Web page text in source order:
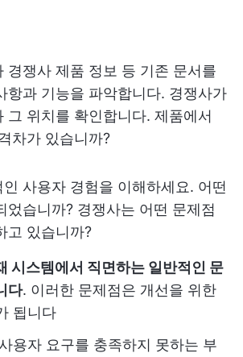
경쟁사 제품 정보 등 기존 문서를
항과 기능을 파악합니다. 경쟁사가
그 위치를 확인합니다. 제품에서
차가 있습니까?
사용자 경험을 이해하세요. 어떤
었습니까? 경쟁사는 어떤 문제점
고 있습니까?
시스템에서 직면하는 일반적인 문
다. 이러한 문제점은 개선을 위한
됩니다
용자 요구를 충족하지 못하는 부